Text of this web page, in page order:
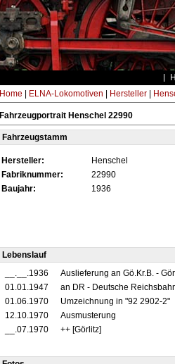
Home ELNA-Lokomotiven Hersteller|
Fahrzeugportrait Henschel 22990
Fahrzeugstamm
Hersteller:
Henschel
Fabriknummer:
22990
Baujahr:
1936
Lebenslauf
__.__.1936
Auslieferung an Gö.Kr.B. -
01.01.1947
an DR - Deutsche
01.06.1970
Umzeichnung in "92 2902-2"
12.10.1970
Ausmusterung
__.07.1970
++ [Görlitz]